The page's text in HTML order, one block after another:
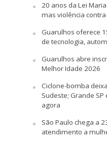
20 anos da Lei
mas violência
Guarulhos oferece
de tecnologia,
Guarulhos abre
Melhor Idade 2026
Ciclone-bomba
Sudeste; Grande
agora
São Paulo chega a
atendimento a